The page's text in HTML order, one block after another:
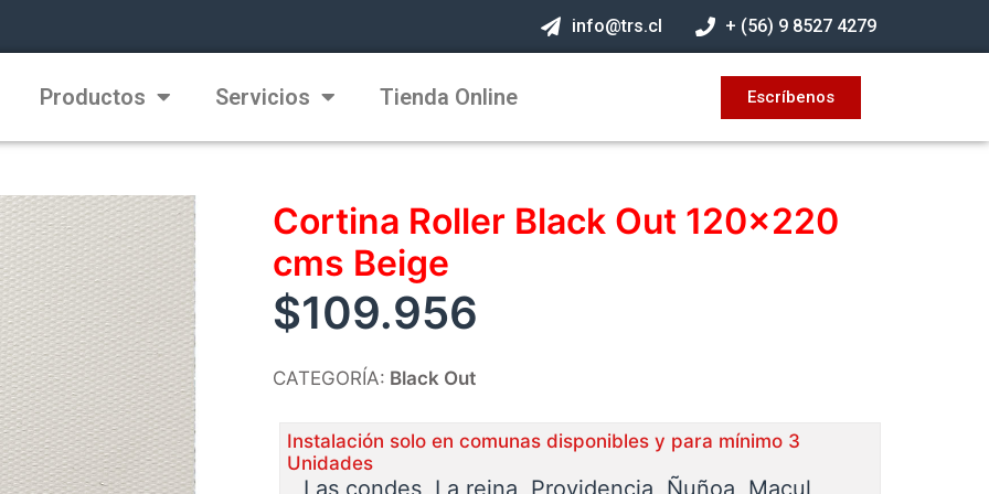
info@trs.cl + (56) 9 8527 4279
Productos Servicios Tienda Online Escríbenos
Cortina Roller Black Out 120×220
cms Beige
$109.956
CATEGORÍA: Black Out
Instalación solo en comunas disponibles y para mínimo 3
Unidades
Las condes, La reina, Providencia, Ñuñoa, Macul,